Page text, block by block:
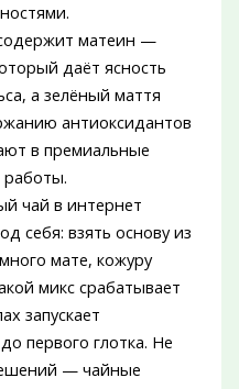
матеин —
даёт ясность
а зелёный маття
антиоксидантов
в премиальные
чай в интернет
себя: взять основу из
мате, кожуру
микс срабатывает
запускает
первого глотка. Не
— чайные